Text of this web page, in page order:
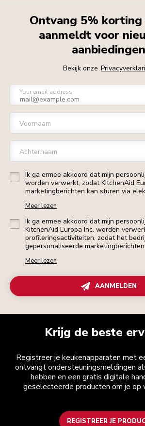
Ontvang 5% korting
aanmeldt voor
aanbiedingen
Bekijk onze
Your email address
Voornaam
Achternaam
Ik ga ermee akkoord dat mijn
worden verwerkt, zodat KitchenAid
marketingberichten kan sturen via
Meer lezen
Ik ga ermee akkoord dat mijn
KitchenAid Europa Inc. worden
profileringsactiviteiten, zodat het
gepersonaliseerde
Meer lezen
AANMELDEN
Krijg de beste
Registreer je keukenapparaten met
ontvangt ondersteuningsmeldingen
hebben en een gratis digitale
geselecteerde producten om je op
REGISTREER JE